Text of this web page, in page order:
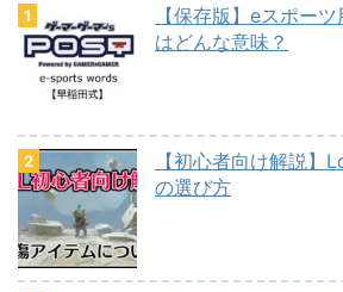
【保存版】eスポー
はどんな意味？
【初心者向け解説】
の選び方